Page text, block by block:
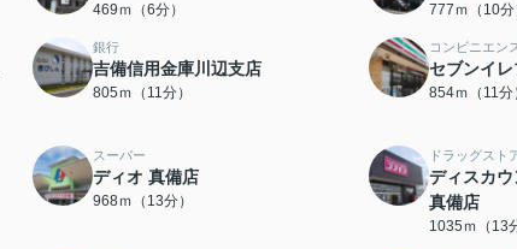
469ｍ（6分） 777ｍ（10分
銀行
吉備信用金庫川辺支店
805ｍ（11分）
コンビニエン
セブンイ
854ｍ（11分
スーパー
ディオ 真備店
968ｍ（13分）
ドラッグスト
ディスカ
真備店
1035ｍ（13